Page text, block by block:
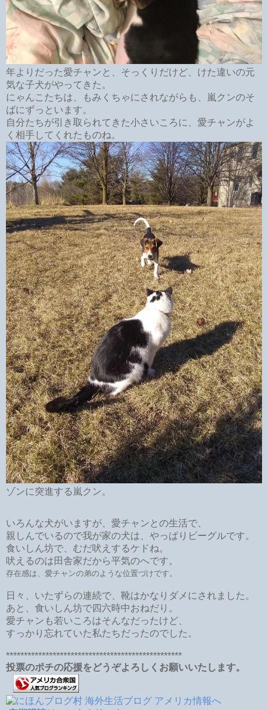
年よりだった愛チャンと、そっくりだけど、けた違いの元
気な子犬がやってきた。
にゃんこたちは、もみくちゃにされながらも、嵐クンのそ
ばにずっといます。
自分たちが引き取られてきた小さいころに、愛チャンがよ
く相手してくれたものね。
ゾンに突進する嵐クン。
いろんな犬がいますが、愛チャンとの生活で、
親しんでいるので我が家の犬は、やっぱりビーグルです。
食いしん坊で、むだ吠えするケドね。
吠えるのは田舎家だから平気のへです。
存在感は、愛チャンの弟のような位置づけです。
日々、いたずらの連続で、靴はかなりダメにされました。
あと、食いしん坊で四六時中おねだり。
愛チャンも若いころはそんなだったけど、
すっかり忘れていた私たちだったのでした。
*************************************************
投票のポチの応援をどうぞよろしくお願いいたします。